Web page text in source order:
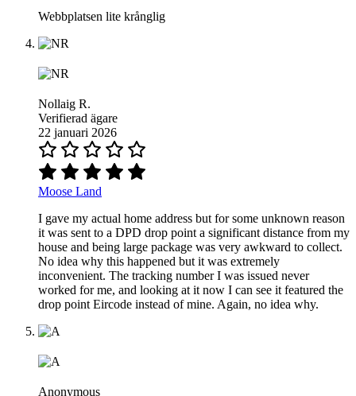
Webbplatsen lite krånglig
Nollaig R.
Verifierad ägare
22 januari 2026
Moose Land
I gave my actual home address but for some unknown reason
it was sent to a DPD drop point a significant distance from my
house and being large package was very awkward to collect.
No idea why this happened but it was extremely
inconvenient. The tracking number I was issued never
worked for me, and looking at it now I can see it featured the
drop point Eircode instead of mine. Again, no idea why.
Anonymous